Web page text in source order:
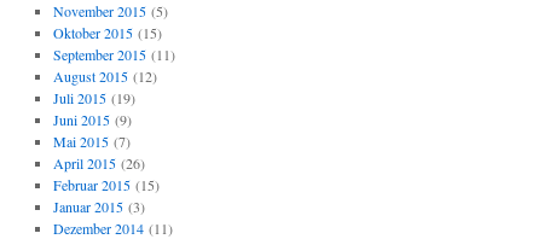
November 2015(5)
Oktober 2015(15)
September 2015(11)
August 2015(12)
Juli 2015(19)
Juni 2015(9)
Mai 2015(7)
April 2015(26)
Februar 2015(15)
Januar 2015(3)
Dezember 2014(11)